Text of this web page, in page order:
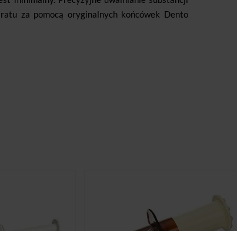
za pomocą oryginalnych końcówek Dento